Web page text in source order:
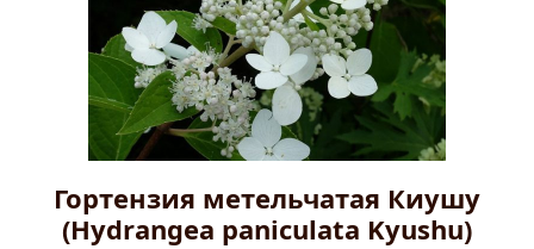
Гортензия метельчатая Киушу
(Hydrangea paniculata Kyushu)